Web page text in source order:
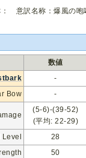
意訳名称：爆風の咆
数値
-
Bow
-
(5-6)-(39-52)
(平均: 22-29)
28
50